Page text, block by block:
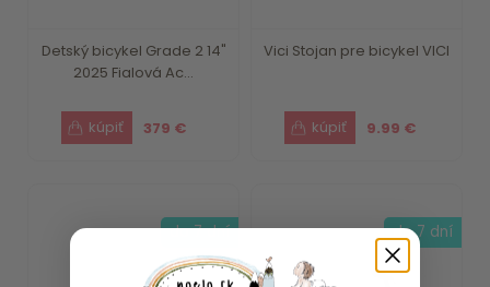
Detský bicykel Grade 2 14"
2025 Fialová Ac...
379 €
Vici Stojan pre bicykel VICI
9.99 €
do 7 dní do 7 dní